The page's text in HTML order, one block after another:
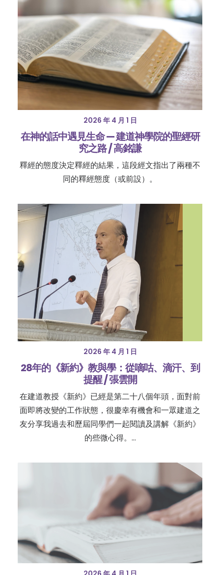
2026 年 4 月 1 日
在神的話中遇見生命 — 建道神學院的聖經研
究之路 / 高銘謙
釋經的態度決定釋經的結果，這段經文指出了兩種不
同的釋經態度（或前設）。
2026 年 4 月 1 日
28年的《新約》教與學：從嘀咕、滴汗、到
提醒 / 張雲開
在建道教授《新約》已經是第二十八個年頭，面對前
面即將改變的工作狀態，很慶幸有機會和一眾建道之
友分享我過去和歷屆同學們一起閱讀及講解《新約》
的些微心得。…